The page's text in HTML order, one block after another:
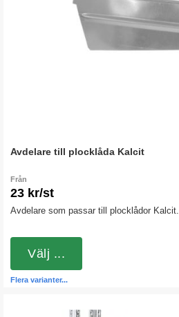
Avdelare till plocklåda Kalcit
Från
23 kr/st
Avdelare som passar till plocklådor Kalcit.
Flera varianter...
Välj ...